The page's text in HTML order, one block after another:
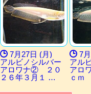
7月27日 (月)
アルビノシルバー
アロワナ② ２０
２６年３月１ …
7月
アル
アロ
ｃｍ